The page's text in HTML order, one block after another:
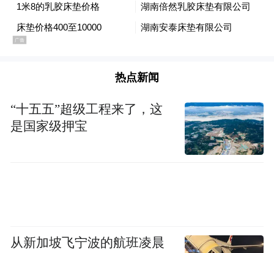
热点新闻
“十五五”超级工程来了，这
是国家级押宝
从新加坡飞宁波的航班凌晨